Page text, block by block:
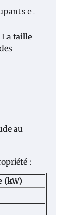
et
taille
au
:
(kW)